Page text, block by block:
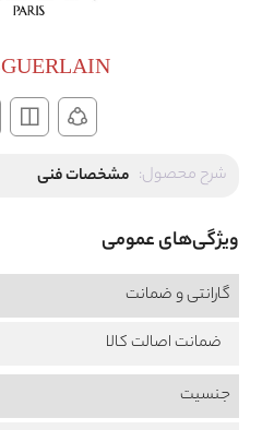
GUERLAIN- گرلن
شرح محصول: مشخصات فنی
ویژگی‌های عمومی
گارانتی و ضمانت
ضمانت اصالت کالا
جنسیت